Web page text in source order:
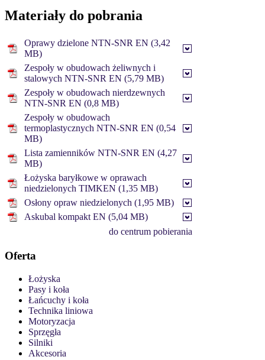
Materiały do pobrania
Oprawy dzielone NTN-SNR EN (3,42
MB)
Zespoły w obudowach żeliwnych i
stalowych NTN-SNR EN (5,79 MB)
Zespoły w obudowach nierdzewnych
NTN-SNR EN (0,8 MB)
Zespoły w obudowach
termoplastycznych NTN-SNR EN (0,54
MB)
Lista zamienników NTN-SNR EN (4,27
MB)
Łożyska baryłkowe w oprawach
niedzielonych TIMKEN (1,35 MB)
Osłony opraw niedzielonych (1,95 MB)
Askubal kompakt EN (5,04 MB)
do centrum pobierania
Oferta
Łożyska
Pasy i koła
Łańcuchy i koła
Technika liniowa
Motoryzacja
Sprzęgła
Silniki
Akcesoria